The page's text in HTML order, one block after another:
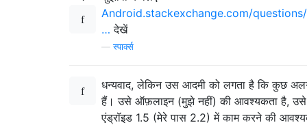
Android.stackexchange.com/
… देखें
—स्पार्क्स
धन्यवाद, लेकिन उस आदमी को लगता है कि कुछ
हैं। उसे ऑफ़लाइन (मुझे नहीं) की आवश्यकता है, उसे
एंड्रॉइड 1.5 (मेरे पास 2.2) में काम करने की